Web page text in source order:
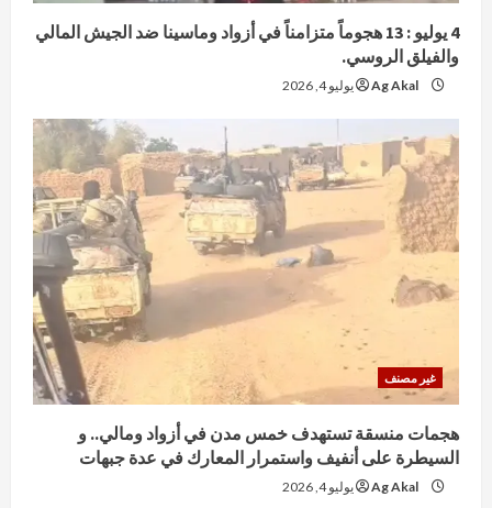
4 يوليو : 13 هجوماً متزامناً في أزواد وماسينا ضد الجيش المالي
والفيلق الروسي.
Ag Akal يوليو 4, 2026
غير مصنف
هجمات منسقة تستهدف خمس مدن في أزواد ومالي.. و
السيطرة على أنفيف واستمرار المعارك في عدة جبهات
Ag Akal يوليو 4, 2026